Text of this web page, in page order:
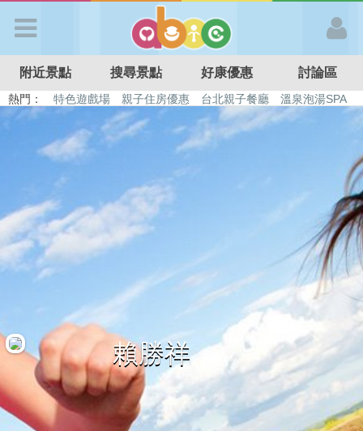
APP登入
首 頁
搜尋景點
好康優惠
最新留言
商家合作
附近景點 搜尋景點 好康優惠 討論區
熱門： 特色遊戲場 親子住房優惠 台北親子餐廳
溫泉泡湯SPA
溜滑梯民宿
觀光工廠 日本親子景點
賴勝祥